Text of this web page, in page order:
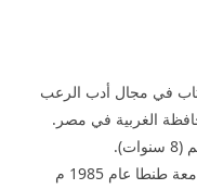
في مجال أدب الرعب
الغربية في مصر.
تخرج أحمد خالد توفيق في كلية الطب في جامعة طنطا عام 1985 م